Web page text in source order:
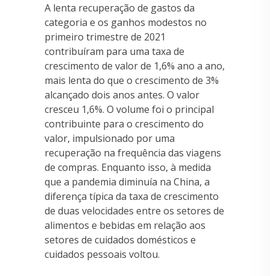
A lenta recuperação de gastos da
categoria e os ganhos modestos no
primeiro trimestre de 2021
contribuíram para uma taxa de
crescimento de valor de 1,6% ano a ano,
mais lenta do que o crescimento de 3%
alcançado dois anos antes. O valor
cresceu 1,6%. O volume foi o principal
contribuinte para o crescimento do
valor, impulsionado por uma
recuperação na frequência das viagens
de compras. Enquanto isso, à medida
que a pandemia diminuía na China, a
diferença típica da taxa de crescimento
de duas velocidades entre os setores de
alimentos e bebidas em relação aos
setores de cuidados domésticos e
cuidados pessoais voltou.